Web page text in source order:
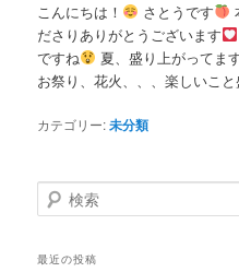
こんにちは！ さとうです
ださりありがとうございます
ですね
夏、盛り上がってま
お祭り、花火、、、楽しいこ
カテゴリー:未分類
検
索
最近の投稿